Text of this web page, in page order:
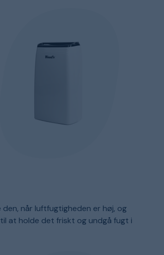
når luftfugtigheden er høj, og
at holde det friskt og undgå fugt i